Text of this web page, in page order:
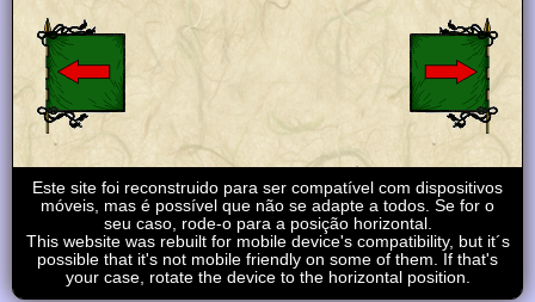
Este site foi reconstruido para ser compatível com dispositivos
móveis, mas é possível que não se adapte a todos. Se for o
seu caso, rode-o para a posição horizontal.
This website was rebuilt for mobile device's compatibility, but it´s
possible that it's not mobile friendly on some of them. If that's
your case, rotate the device to the horizontal position.